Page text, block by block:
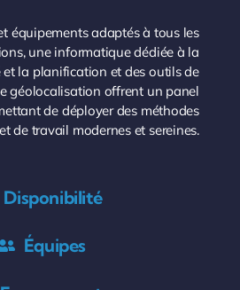
équipements adaptés à tous les
une informatique dédiée à la
la planification et des outils de
géolocalisation offrent un panel
de déployer des méthodes
de travail modernes et sereines.
Disponibilité
Équipes